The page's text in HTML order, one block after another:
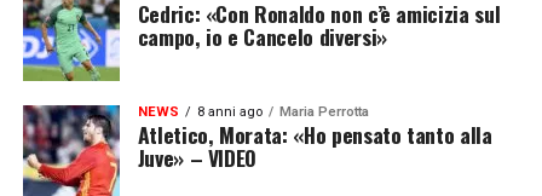
Cedric: «Con Ronaldo non c’è amicizia sul
campo, io e Cancelo diversi»
NEWS 8 anni ago Maria Perrotta
Atletico, Morata: «Ho pensato tanto alla
Juve» – VIDEO